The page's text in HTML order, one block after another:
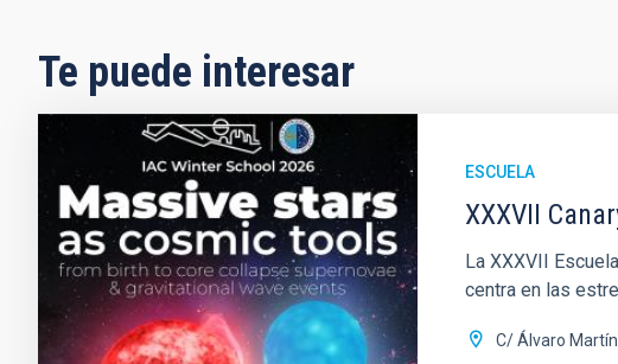
Te puede interesar
ESCUELA
XXXVII
La XXXVII
centra en las
C/ Álvaro